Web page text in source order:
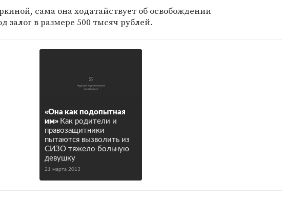
сама она ходатайствует об освобождении
залог в размере 500 тысяч рублей.
«Она как подопытная
им» Как родители и
правозащитники
пытаются вызволить из
СИЗО тяжело больную
девушку
21 марта 2013